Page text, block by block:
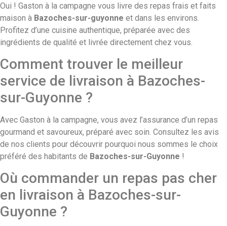
Oui ! Gaston à la campagne vous livre des repas frais et faits
maison à Bazoches-sur-guyonne et dans les environs.
Profitez d’une cuisine authentique, préparée avec des
ingrédients de qualité et livrée directement chez vous.
Comment trouver le meilleur
service de livraison à Bazoches-
sur-Guyonne ?
Avec Gaston à la campagne, vous avez l’assurance d’un repas
gourmand et savoureux, préparé avec soin. Consultez les avis
de nos clients pour découvrir pourquoi nous sommes le choix
préféré des habitants de Bazoches-sur-Guyonne !
Où commander un repas pas cher
en livraison à Bazoches-sur-
Guyonne ?